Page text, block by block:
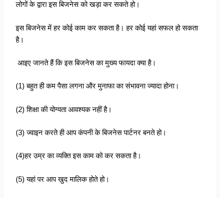
लोगों के द्वारा इस बिजनेस को खड़ा कर सकते हो।
इस बिजनेस में हर कोई काम कर सकता है। हर कोई यहां सफल हो सकता
है।
आइए जानते हैं कि इस बिजनेस का मुख्य फायदा क्या है।
(1) बहुत ही कम पैसा लगना और मुनाफा का संभावना ज्यादा होना।
(2) शिक्षा की योग्यता आवश्यक नहीं है।
(3) ज्वाइन करते ही आप कंपनी के बिजनेस पार्टनर बनते हो।
(4)हर उम्र का व्यक्ति इस काम को कर सकता है।
(5) यहां पर आप खुद मालिक होते हो।